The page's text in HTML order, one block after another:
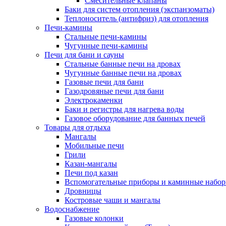
Баки для систем отопления (экспанзоматы)
Теплоноситель (антифриз) для отопления
Печи-камины
Стальные печи-камины
Чугунные печи-камины
Печи для бани и сауны
Стальные банные печи на дровах
Чугунные банные печи на дровах
Газовые печи для бани
Газодровяные печи для бани
Электрокаменки
Баки и регистры для нагрева воды
Газовое оборудование для банных печей
Товары для отдыха
Мангалы
Мобильные печи
Грили
Казан-мангалы
Печи под казан
Вспомогательные приборы и каминные
Дровницы
Костровые чаши и мангалы
Водоснабжение
Газовые колонки